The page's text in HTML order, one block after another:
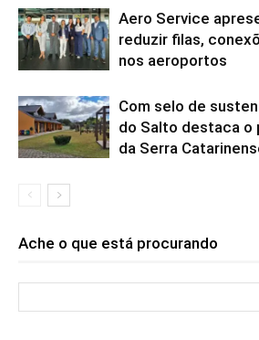
Aero Service
reduzir filas,
nos aeroportos
Com selo de
do Salto destaca
da Serra
Ache o que está procurando